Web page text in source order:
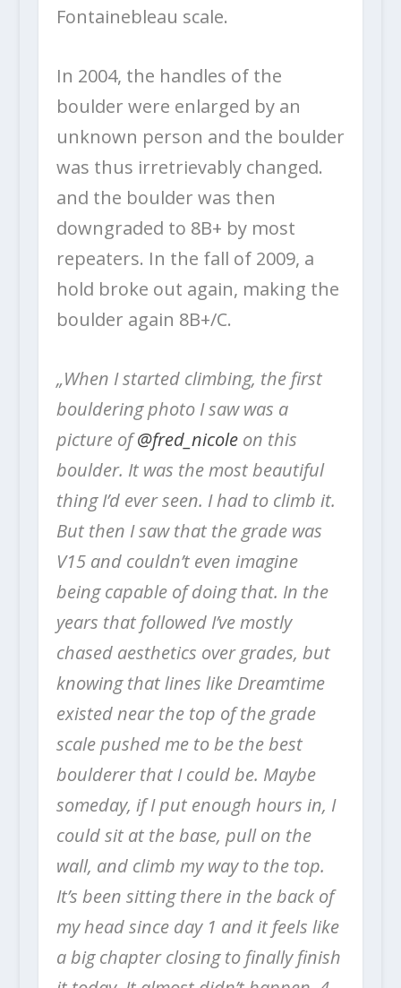
Fontainebleau scale.
In 2004, the handles of the
boulder were enlarged by an
unknown person and the boulder
was thus irretrievably changed.
and the boulder was then
downgraded to 8B+ by most
repeaters. In the fall of 2009, a
hold broke out again, making the
boulder again 8B+/C.
„When I started climbing, the first
bouldering photo I saw was a
picture of@fred_nicoleon this
boulder. It was the most beautiful
thing I’d ever seen. I had to climb it.
But then I saw that the grade was
V15 and couldn’t even imagine
being capable of doing that. In the
years that followed I’ve mostly
chased aesthetics over grades, but
knowing that lines like Dreamtime
existed near the top of the grade
scale pushed me to be the best
boulderer that I could be. Maybe
someday, if I put enough hours in, I
could sit at the base, pull on the
wall, and climb my way to the top.
It’s been sitting there in the back of
my head since day 1 and it feels like
a big chapter closing to finally finish